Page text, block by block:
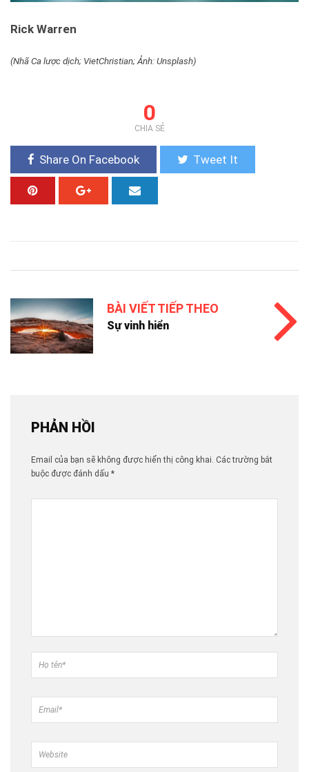
Rick Warren
(Nhã Ca lược dịch; VietChristian; Ảnh: Unsplash)
0
CHIA SẺ
Share On Facebook Tweet It
BÀI VIẾT TIẾP THEO
Sự vinh hiển
PHẢN HỒI
Email của bạn sẽ không được hiển thị công khai. Các trường bắt
buộc được đánh dấu *